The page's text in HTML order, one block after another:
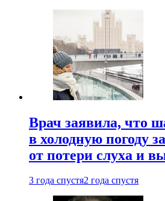
Врач заявила, что
в холодную погоду
от потери слуха и
3 года спустя2 года спустя